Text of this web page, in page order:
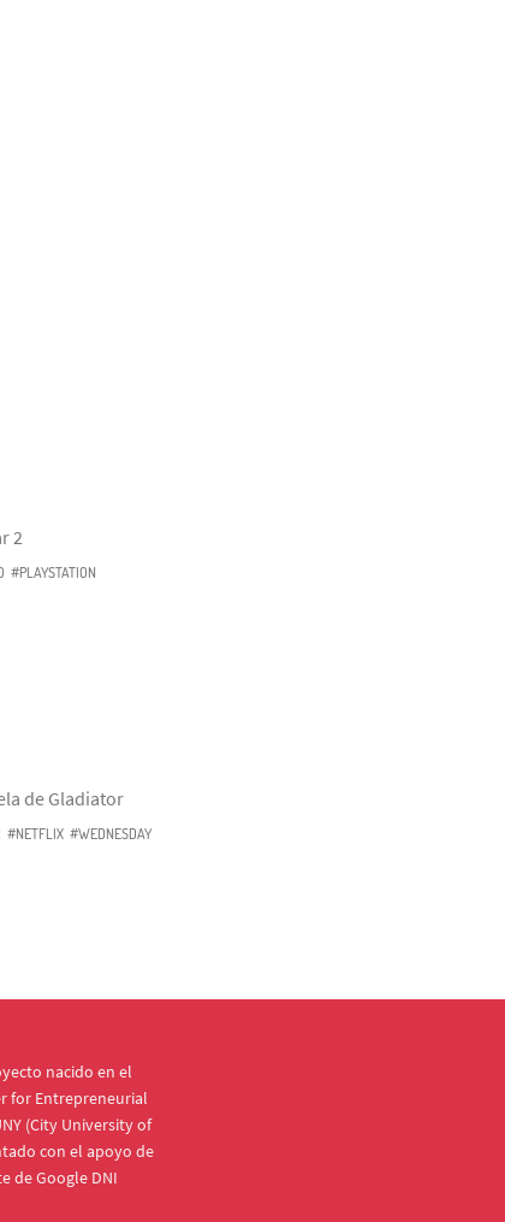
2
#PLAYSTATION
de Gladiator
#NETFLIX #WEDNESDAY
nacido en el
for Entrepreneurial
(City University of
con el apoyo de
de Google DNI